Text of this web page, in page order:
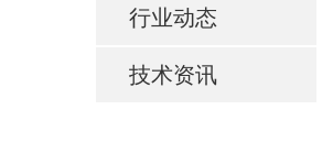
行业动态
技术资讯